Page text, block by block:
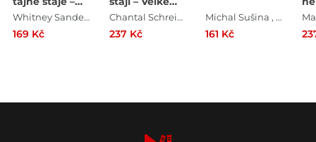
Prozrazený
jednorožec
Whitney Sandersonová , Jomike Tejido
169 Kč
tajemství
Chantal Schreiberová
237 Kč
Michal Sušina , Zuzana Pospíšilová
161 Kč